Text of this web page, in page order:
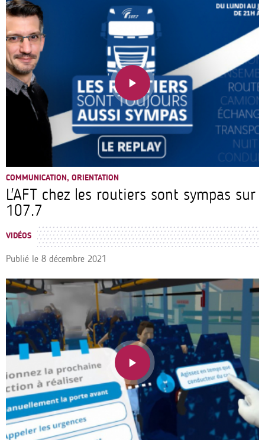
COMMUNICATION, ORIENTATION
L'AFT chez les routiers sont sympas sur
107.7
VIDÉOS
Publié le 8 décembre 2021